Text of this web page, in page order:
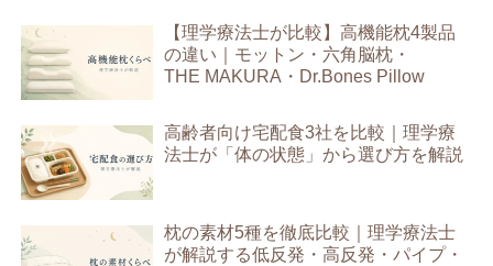
【理学療法士が比較】高機能枕4製品
の違い｜モットン・六角脳枕・
THE MAKURA・Dr.Bones Pillow
高齢者向け宅配食3社を比較｜理学療
法士が「体の状態」から選び方を解説
枕の素材5種を徹底比較｜理学療法士
が解説する低反発・高反発・パイプ・